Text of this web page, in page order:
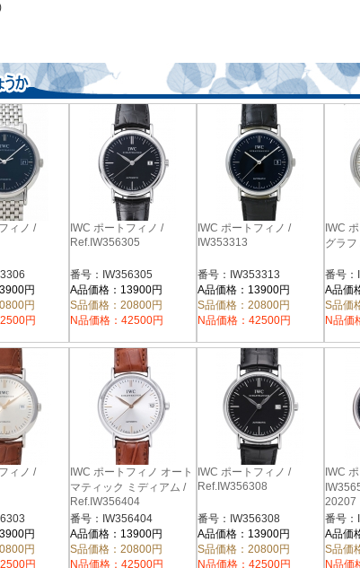
ィノ /
円
円
円
IWC ポートフィノ /
Ref.IW356305
番号：IW356305
A品価格：13900円
S品価格：20800円
N品価格：42500円
IWC ポートフィノ /
IW353313
番号：IW353313
A品価格：13900円
S品価格：20800円
N品価格：42500円
IWC
グラ
番号：
A品価
S品価
N品価
ィノ /
円
円
円
IWC ポートフィノ オート
マティック ミディアム /
Ref.IW356404
番号：IW356404
A品価格：13900円
S品価格：20800円
N品価格：42500円
IWC ポートフィノ /
Ref.IW356308
番号：IW356308
A品価格：13900円
S品価格：20800円
N品価格：42500円
IWC
20207
番号：
A品価
S品価
N品価